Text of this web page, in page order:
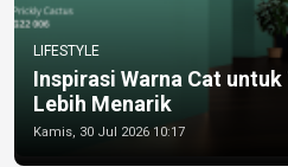
LIFESTYLE
Inspirasi Warna Cat
Lebih Menarik
Kamis, 30 Jul 2026 10:17